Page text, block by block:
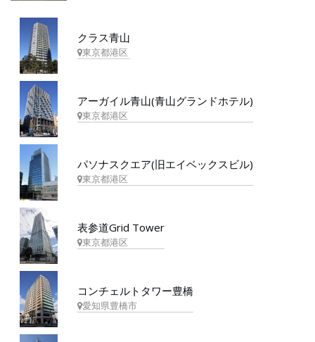
クラス青山
東京都港区
アーガイル青山(青山グランドホテル)
東京都港区
パソナスクエア(旧エイベックスビル)
東京都港区
表参道Grid Tower
東京都港区
コンチェルトタワー豊橋
愛知県豊橋市